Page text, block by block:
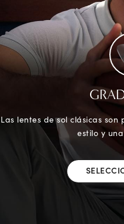
Las lentes de sol clásicas
estilo y